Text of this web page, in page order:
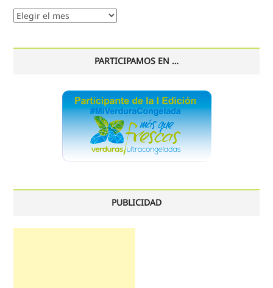
Nuestro
PARTICIPAMOS EN …
PUBLICIDAD